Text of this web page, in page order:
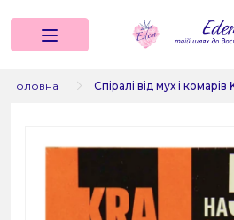
Головна Спіралі від мух і